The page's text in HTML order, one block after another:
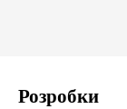
Розробки